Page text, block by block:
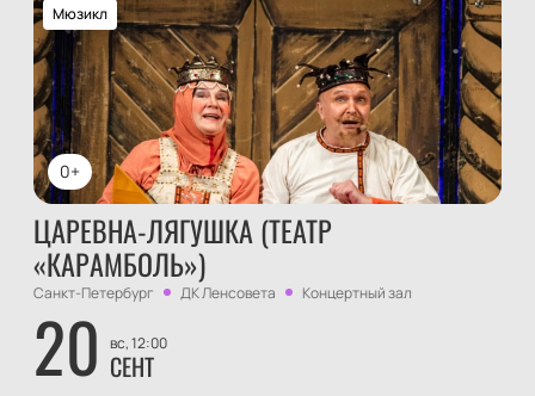
0+
Мюзикл
ЦАРЕВНА-ЛЯГУШКА (ТЕАТР
«КАРАМБОЛЬ»)
Санкт-Петербург ДК Ленсовета Концертный зал
20 вс, 12:00
СЕНТ